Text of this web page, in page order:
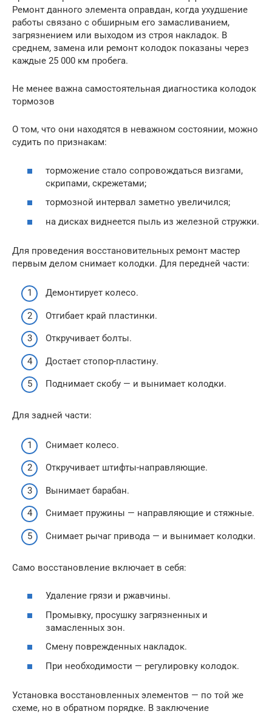
Ремонт данного элемента оправдан, когда ухудшение
работы связано с обширным его замасливанием,
загрязнением или выходом из строя накладок. В
среднем, замена или ремонт колодок показаны через
каждые 25 000 км пробега.
Не менее важна самостоятельная диагностика колодок
тормозов
О том, что они находятся в неважном состоянии, можно
судить по признакам:
торможение стало сопровождаться визгами,
скрипами, скрежетами;
тормозной интервал заметно увеличился;
на дисках виднеется пыль из железной стружки.
Для проведения восстановительных ремонт мастер
первым делом снимает колодки. Для передней части:
Демонтирует колесо.
Отгибает край пластинки.
Откручивает болты.
Достает стопор-пластину.
Поднимает скобу — и вынимает колодки.
Для задней части:
Снимает колесо.
Откручивает штифты-направляющие.
Вынимает барабан.
Снимает пружины — направляющие и стяжные.
Снимает рычаг привода — и вынимает колодки.
Само восстановление включает в себя:
Удаление грязи и ржавчины.
Промывку, просушку загрязненных и
замасленных зон.
Смену поврежденных накладок.
При необходимости — регулировку колодок.
Установка восстановленных элементов — по той же
схеме, но в обратном порядке. В заключение